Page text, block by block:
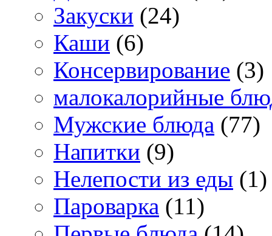
Закуски (24)
Каши (6)
Консервирование (3)
малокалорийные
Мужские блюда (77)
Напитки (9)
Нелепости из еды (1)
Пароварка (11)